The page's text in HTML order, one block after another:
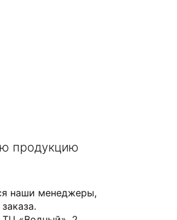
продукцию
наши менеджеры,